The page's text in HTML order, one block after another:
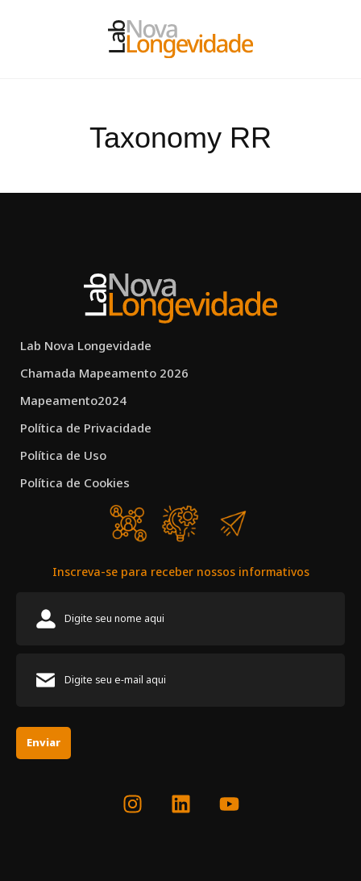
Taxonomy RR
Lab Nova Longevidade
Chamada Mapeamento 2026
Mapeamento2024
Política de Privacidade
Política de Uso
Política de Cookies
Inscreva-se para receber nossos informativos
Enviar